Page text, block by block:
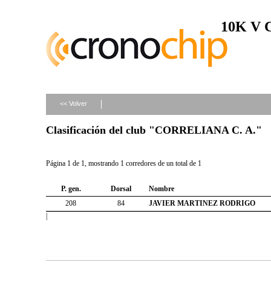
10K V
<< Volver
Clasificación del club "CORRELIANA C. A."
Página 1 de 1, mostrando 1 corredores de un total de 1
P. gen. Dorsal
Nombre
208
84
JAVIER MARTINEZ RODRIGO
|